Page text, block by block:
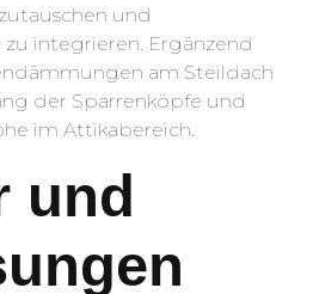
und
integrieren. Ergänzend
am Steildach
der Sparrenköpfe und
im Attikabereich.
und